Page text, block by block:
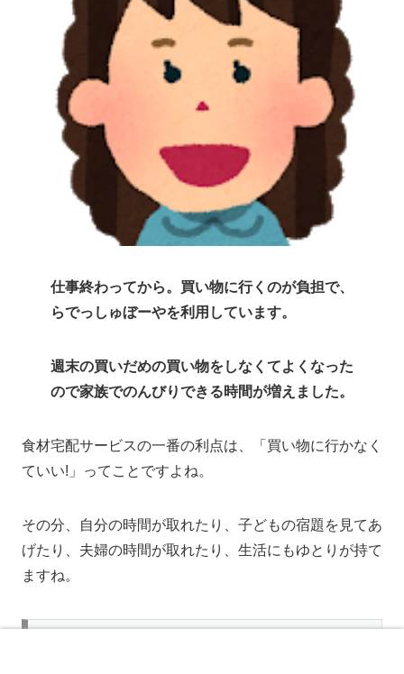
仕事終わってから。買い物に行くのが負担で、
らでっしゅぼーやを利用しています。
週末の買いだめの買い物をしなくてよくなった
ので家族でのんびりできる時間が増えました。
食材宅配サービスの一番の利点は、「買い物に行かなく
ていい!」ってことですよね。
その分、自分の時間が取れたり、子どもの宿題を見てあ
げたり、夫婦の時間が取れたり、生活にもゆとりが持て
ますね。